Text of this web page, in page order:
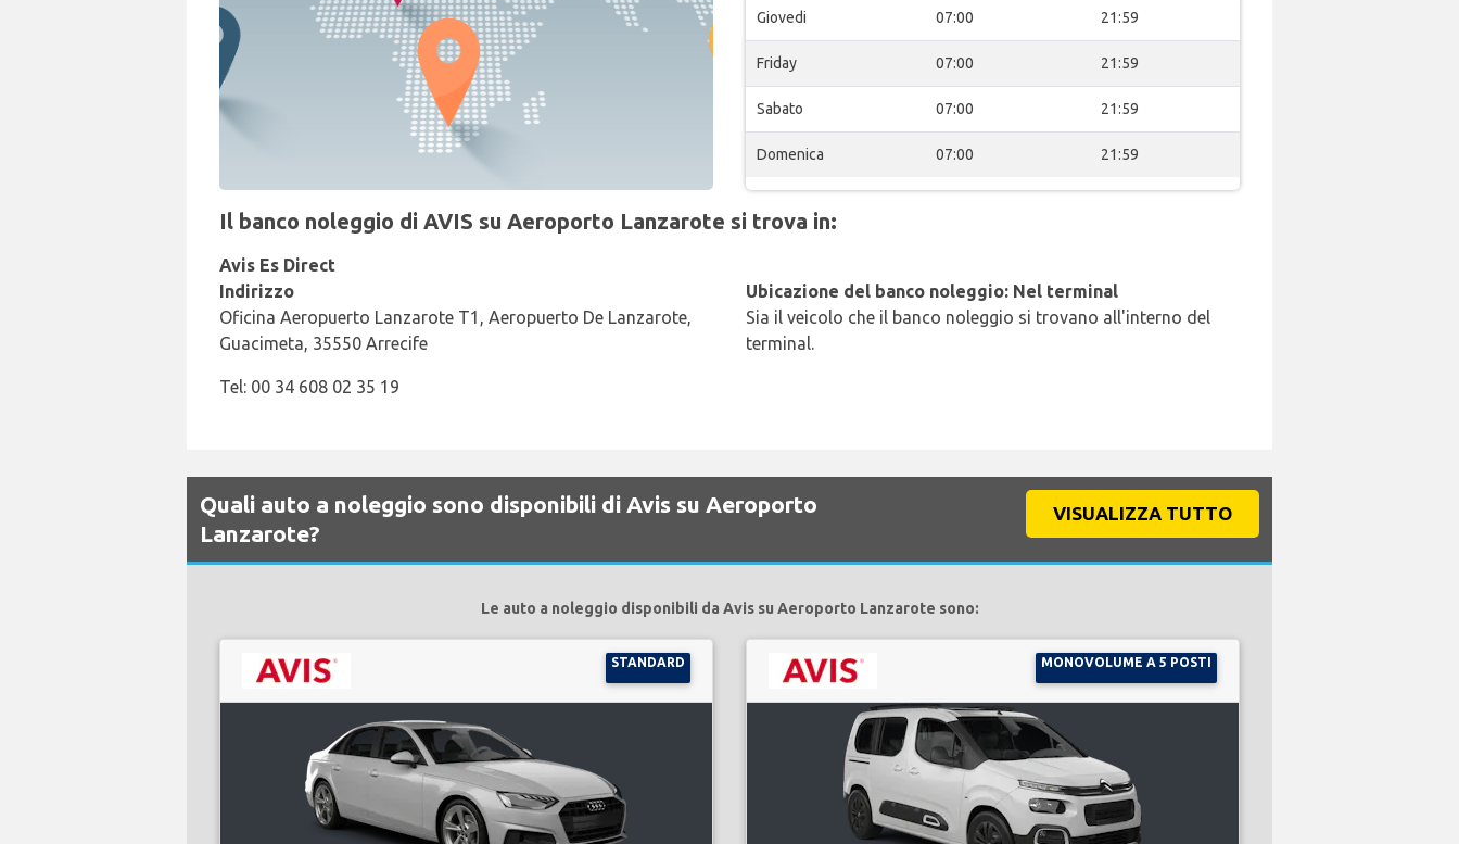
Giovedi 07:00 21:59
Friday 07:00 21:59
Sabato 07:00 21:59
Domenica 07:00 21:59
Il banco noleggio di AVIS su Aeroporto Lanzarote si trova in:
Avis Es Direct
Indirizzo
Oficina Aeropuerto Lanzarote T1, Aeropuerto De Lanzarote,
Guacimeta, 35550 Arrecife
Tel: 00 34 608 02 35 19
Ubicazione del banco noleggio: Nel terminal
Sia il veicolo che il banco noleggio si trovano all'interno del
terminal.
Quali auto a noleggio sono disponibili di Avis su Aeroporto
Lanzarote?
VISUALIZZA TUTTO
Le auto a noleggio disponibili da Avis su Aeroporto Lanzarote sono:
STANDARD MONOVOLUME A 5 POSTI